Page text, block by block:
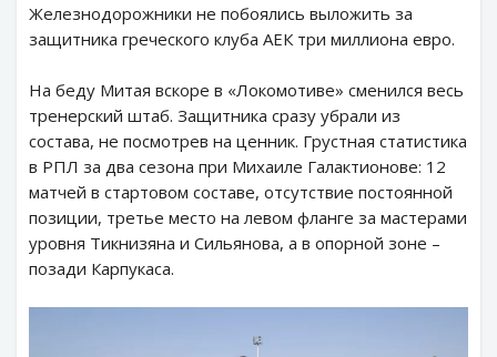
Железнодорожники не побоялись выложить за
защитника греческого клуба АЕК три миллиона евро.
На беду Митая вскоре в «Локомотиве» сменился весь
тренерский штаб. Защитника сразу убрали из
состава, не посмотрев на ценник. Грустная статистика
в РПЛ за два сезона при Михаиле Галактионове: 12
матчей в стартовом составе, отсутствие постоянной
позиции, третье место на левом фланге за мастерами
уровня Тикнизяна и Сильянова, а в опорной зоне –
позади Карпукаса.